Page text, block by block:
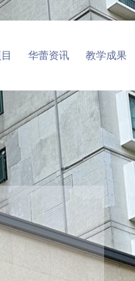
华蕾资讯 教学成果